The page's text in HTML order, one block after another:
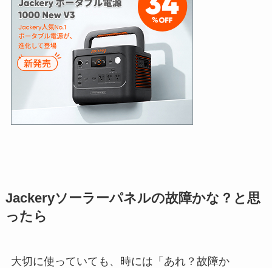
Jackeryソーラーパネルの故障かな？と思
ったら
大切に使っていても、時には「あれ？故障か